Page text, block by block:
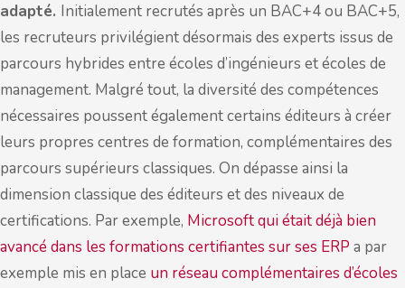
adapté. Initialement recrutés après un BAC+4 ou BAC+5,
les recruteurs privilégient désormais des experts issus de
parcours hybrides entre écoles d’ingénieurs et écoles de
management. Malgré tout, la diversité des compétences
nécessaires poussent également certains éditeurs à créer
leurs propres centres de formation, complémentaires des
parcours supérieurs classiques. On dépasse ainsi la
dimension classique des éditeurs et des niveaux de
certifications. Par exemple, Microsoft qui était déjà bien
avancé dans les formations certifiantes sur ses ERP a par
exemple mis en place un réseau complémentaires d’écoles